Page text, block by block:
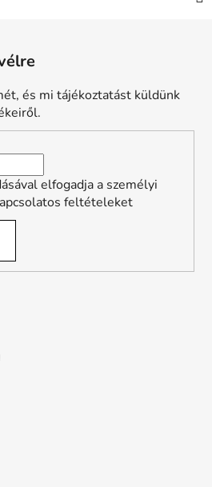
és mi tájékoztatást küldünk
elfogadja a személyi
feltételeket